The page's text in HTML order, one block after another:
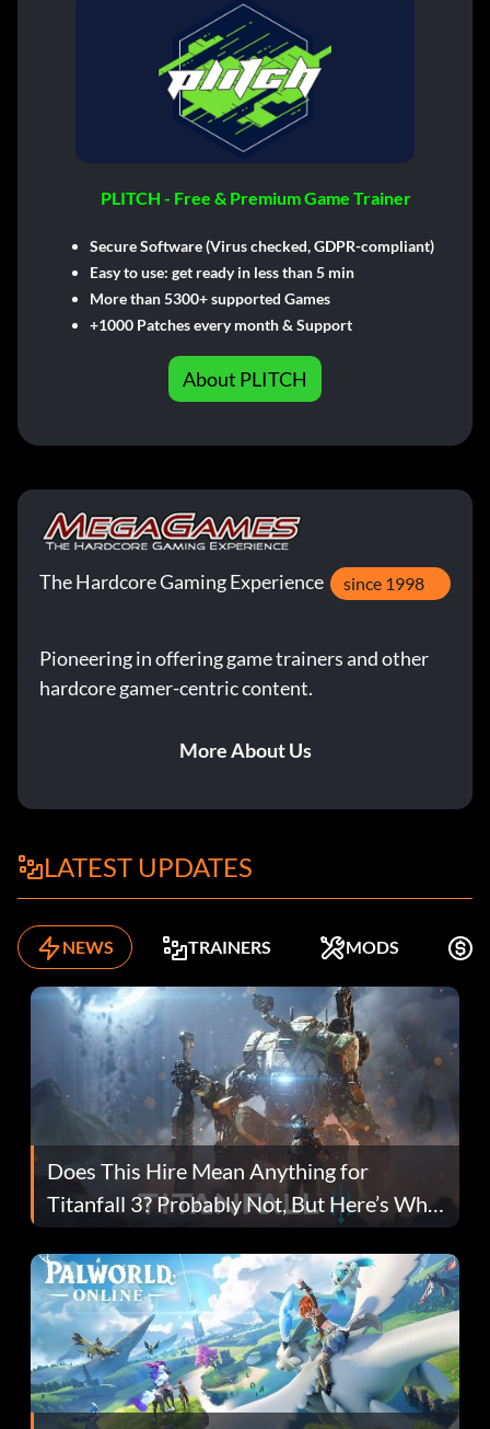
PLITCH - Free & Premium Game Trainer
Secure Software (Virus checked, GDPR-compliant)
Easy to use: get ready in less than 5 min
More than 5300+ supported Games
+1000 Patches every month & Support
About PLITCH
The Hardcore Gaming Experience since 1998
Pioneering in offering game trainers and other
hardcore gamer-centric content.
More About Us
LATEST UPDATES
NEWS TRAINERS MODS
Does This Hire Mean Anything for
Titanfall 3? Probably Not, But Here’s Why
Fans Are Hopeful